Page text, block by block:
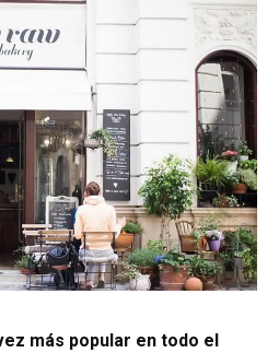
más popular en todo el